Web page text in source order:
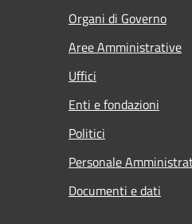
Organi di Governo
Aree Amministrative
Uffici
Enti e fondazioni
Politici
Personale
Documenti e dati